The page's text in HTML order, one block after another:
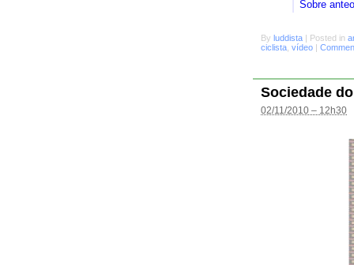
Sobre
By luddista Posted in
ciclista vídeo
Sociedade
02/11/2010 – 12h30